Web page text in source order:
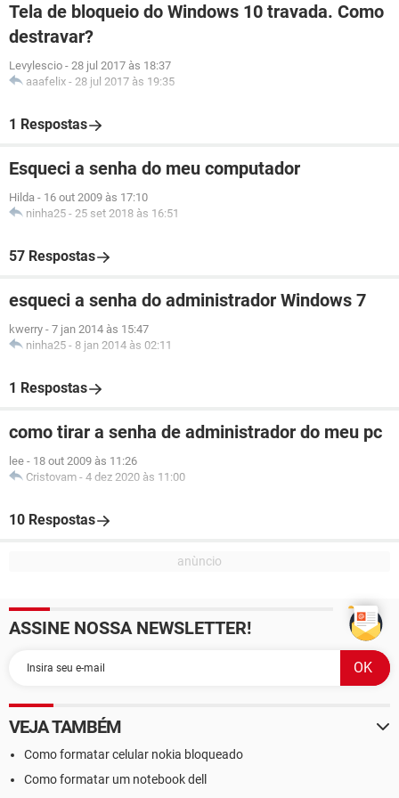
Tela de bloqueio do Windows 10 travada. Como
destravar?
Levylescio - 28 jul 2017 às 18:37
aaafelix - 28 jul 2017 às 19:35
1 Respostas
Esqueci a senha do meu computador
Hilda - 16 out 2009 às 17:10
ninha25 - 25 set 2018 às 16:51
57 Respostas
esqueci a senha do administrador Windows 7
kwerry - 7 jan 2014 às 15:47
ninha25 - 8 jan 2014 às 02:11
1 Respostas
como tirar a senha de administrador do meu pc
lee - 18 out 2009 às 11:26
Cristovam - 4 dez 2020 às 11:00
10 Respostas
ASSINE NOSSA NEWSLETTER!
VEJA TAMBÉM
Como formatar celular nokia bloqueado
Como formatar um notebook dell